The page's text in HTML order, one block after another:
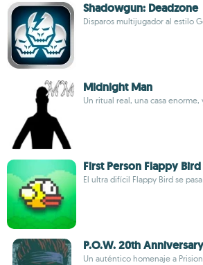
Shadowgun: Deadzone
Disparos multijugador al estilo
Midnight Man
Un ritual real, una casa
First Person Flappy Bird
El ultra difícil Flappy Bird se
P.O.W. 20th Anniversary
Un auténtico homenaje a